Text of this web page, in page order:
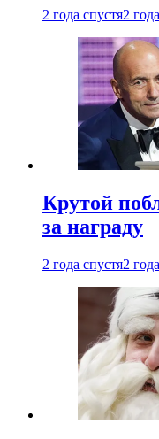
2 года спустя2
Крутой
за награду
2 года спустя2